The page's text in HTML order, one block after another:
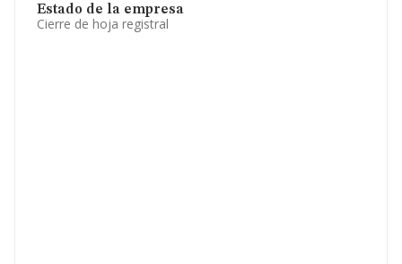
Estado de la empresa
Cierre de hoja registral